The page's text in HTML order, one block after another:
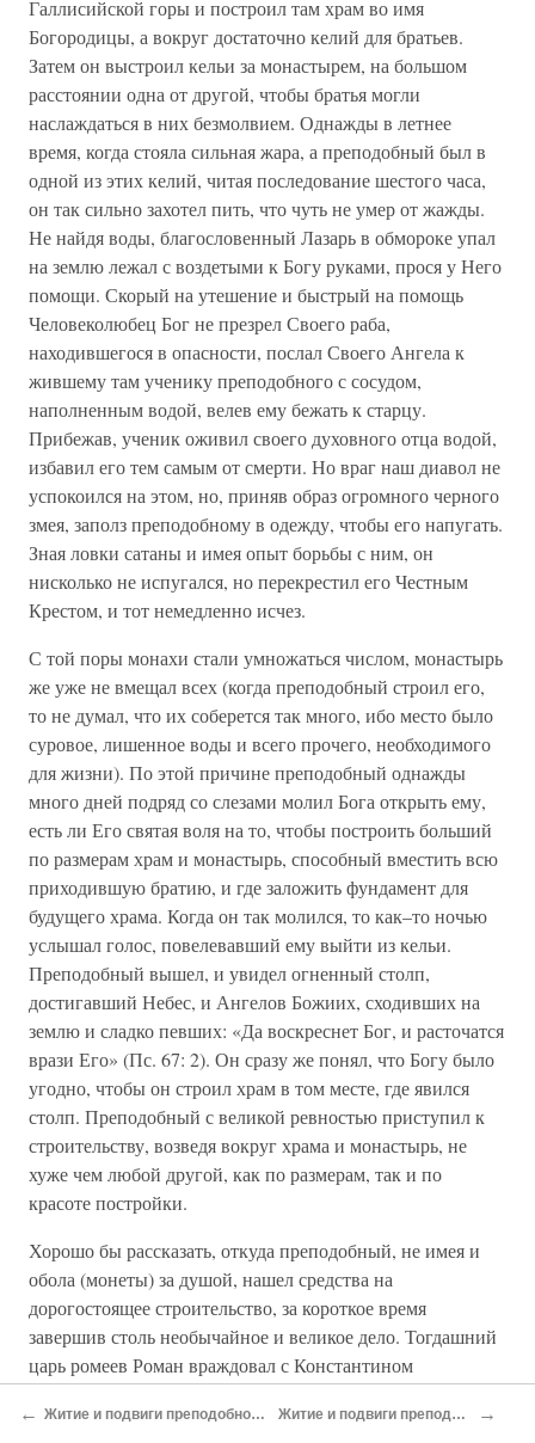
Галлисийской горы и построил там храм во имя
Богородицы, а вокруг достаточно келий для братьев.
Затем он выстроил кельи за монастырем, на большом
расстоянии одна от другой, чтобы братья могли
наслаждаться в них безмолвием. Однажды в летнее
время, когда стояла сильная жара, а преподобный был в
одной из этих келий, читая последование шестого часа,
он так сильно захотел пить, что чуть не умер от жажды.
Не найдя воды, благословенный Лазарь в обмороке упал
на землю лежал с воздетыми к Богу руками, прося у Него
помощи. Скорый на утешение и быстрый на помощь
Человеколюбец Бог не презрел Своего раба,
находившегося в опасности, послал Своего Ангела к
жившему там ученику преподобного с сосудом,
наполненным водой, велев ему бежать к старцу.
Прибежав, ученик оживил своего духовного отца водой,
избавил его тем самым от смерти. Но враг наш диавол не
успокоился на этом, но, приняв образ огромного черного
змея, заполз преподобному в одежду, чтобы его напугать.
Зная ловки сатаны и имея опыт борьбы с ним, он
нисколько не испугался, но перекрестил его Честным
Крестом, и тот немедленно исчез.
С той поры монахи стали умножаться числом, монастырь
же уже не вмещал всех (когда преподобный строил его,
то не думал, что их соберется так много, ибо место было
суровое, лишенное воды и всего прочего, необходимого
для жизни). По этой причине преподобный однажды
много дней подряд со слезами молил Бога открыть ему,
есть ли Его святая воля на то, чтобы построить больший
по размерам храм и монастырь, способный вместить всю
приходившую братию, и где заложить фундамент для
будущего храма. Когда он так молился, то как–то ночью
услышал голос, повелевавший ему выйти из кельи.
Преподобный вышел, и увидел огненный столп,
достигавший Небес, и Ангелов Божиих, сходивших на
землю и сладко певших: «Да воскреснет Бог, и расточатся
врази Его» (Пс. 67: 2). Он сразу же понял, что Богу было
угодно, чтобы он строил храм в том месте, где явился
столп. Преподобный с великой ревностью приступил к
строительству, возведя вокруг храма и монастырь, не
хуже чем любой другой, как по размерам, так и по
красоте постройки.
Хорошо бы рассказать, откуда преподобный, не имея и
обола (монеты) за душой, нашел средства на
дорогостоящее строительство, за короткое время
завершив столь необычайное и великое дело. Тогдашний
царь ромеев Роман враждовал с Константином
Константинополя. По разным причинам, а более всего
← Житие и подвиги преподобного и богоносного отца нашего Евфимия Нового, подвизавшегося в X веке Житие и подвиги преподобного отца нашего Кирилла Филеота, подвизавшегося в XI веке →